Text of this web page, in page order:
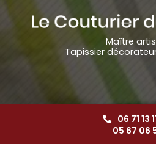
Maître
Tapissier
06 71 13
05 67 06